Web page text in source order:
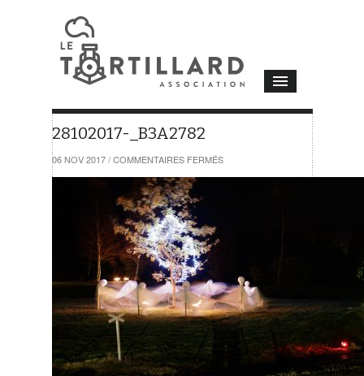
28102017-_B3A2782
06 NOV 2017 / COMMENTAIRES FERMÉSSUR
_B3A2782